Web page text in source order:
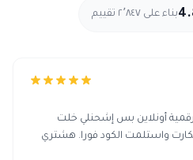
بناء على ٢٬٨٤٧ تقييم
أونلاين بس إشحنلي خلت
واستلمت الكود فورا. هشتري